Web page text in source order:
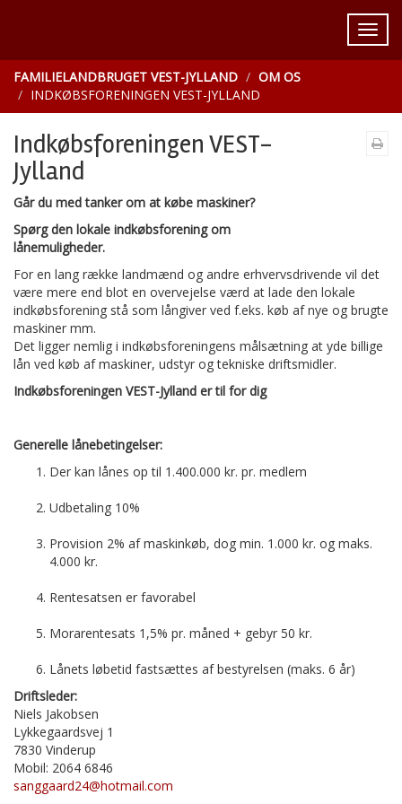
FAMILIELANDBRUGET VEST-JYLLAND
OM OS
INDKØBSFORENINGEN VEST-JYLLAND
Indkøbsforeningen VEST-
Jylland
Går du med tanker om at købe maskiner?
Spørg den lokale indkøbsforening om
lånemuligheder.
For en lang række landmænd og andre erhvervsdrivende vil det
være mere end blot en overvejelse værd at lade den lokale
indkøbsforening stå som långiver ved f.eks. køb af nye og brugte
maskiner mm.
Det ligger nemlig i indkøbsforeningens målsætning at yde billige
lån ved køb af maskiner, udstyr og tekniske driftsmidler.
Indkøbsforeningen VEST-Jylland er til for dig
Generelle lånebetingelser:
Der kan lånes op til 1.400.000 kr. pr. medlem
Udbetaling 10%
Provision 2% af maskinkøb, dog min. 1.000 kr. og maks.
4.000 kr.
Rentesatsen er favorabel
Morarentesats 1,5% pr. måned + gebyr 50 kr.
Lånets løbetid fastsættes af bestyrelsen (maks. 6 år)
Driftsleder:
Niels Jakobsen
Lykkegaardsvej 1
7830 Vinderup
Mobil: 2064 6846
sanggaard24@hotmail.com